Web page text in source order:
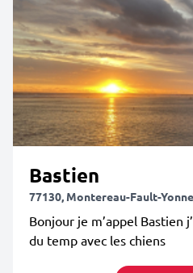
Bastien
77130, Montereau-Fault-Yonne
Bonjour je m’appel Bastien
du temp avec les chiens